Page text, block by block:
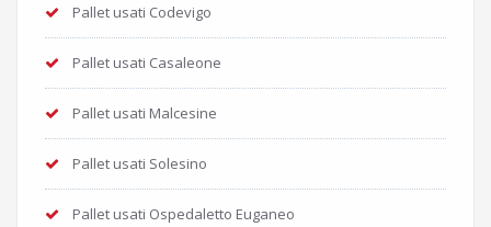
Pallet usati Codevigo
Pallet usati Casaleone
Pallet usati Malcesine
Pallet usati Solesino
Pallet usati Ospedaletto Euganeo